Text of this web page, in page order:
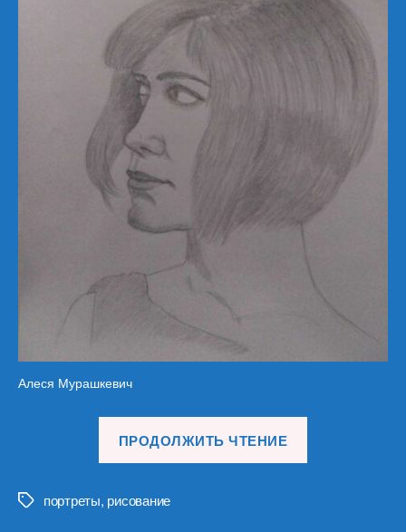
Алеся Мурашкевич
ПРОДОЛЖИТЬ ЧТЕНИЕ
Меткипортреты, рисование